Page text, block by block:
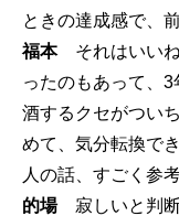
ときの達成感で、
福本それはいいね
ったのもあって、
酒するクセがつい
めて、気分転換で
人の話、すごく参
的場寂しいと判断